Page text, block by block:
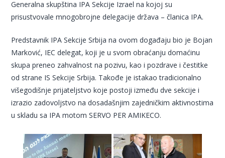
Generalna skupština IPA Sekcije Izrael na kojoj su
prisustvovale mnogobrojne delegacije država – članica IPA.
Predstavnik IPA Sekcije Srbija na ovom događaju bio je Bojan
Marković, IEC delegat, koji je u svom obraćanju domaćinu
skupa preneo zahvalnost na pozivu, kao i pozdrave i čestitke
od strane IS Sekcije Srbija. Takođe je istakao tradicionalno
višegodišnje prijateljstvo koje postoji između dve sekcije i
izrazio zadovoljstvo na dosadašnjim zajedničkim aktivnostima
u skladu sa IPA motom SERVO PER AMIKECO.